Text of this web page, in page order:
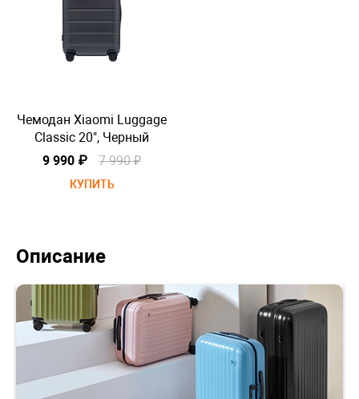
Чемодан Xiaomi Luggage
Classic 20", Черный
9 990 ₽
7 990 ₽
КУПИТЬ
Описание